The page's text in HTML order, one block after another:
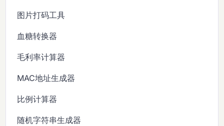
图片打码工具
血糖转换器
毛利率计算器
MAC地址生成器
比例计算器
随机字符串生成器